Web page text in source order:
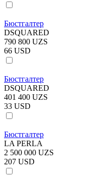
Бюстгалтер
DSQUARED
790 800 UZS
66 USD
Бюстгалтер
DSQUARED
401 400 UZS
33 USD
Бюстгалтер
LA PERLA
2 500 000 UZS
207 USD